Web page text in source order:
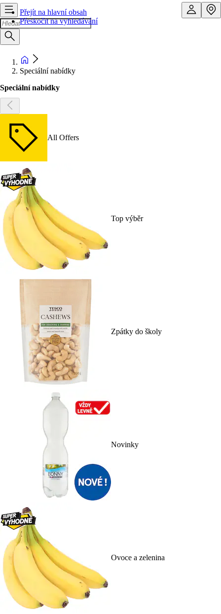
Přejít na hlavní obsah
Přeskočit na vyhledávání
Speciální nabídky
Speciální nabídky
All Offers
Top výběr
Zpátky do školy
Novinky
Ovoce a zelenina